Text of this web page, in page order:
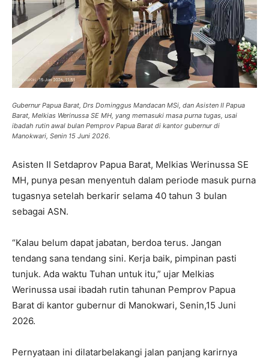
Gubernur Papua Barat, Drs Dominggus Mandacan MSi, dan Asisten II Papua
Barat, Melkias Werinussa SE MH, yang memasuki masa purna tugas, usai
ibadah rutin awal bulan Pemprov Papua Barat di kantor gubernur di
Manokwari, Senin 15 Juni 2026.
Asisten II Setdaprov Papua Barat, Melkias Werinussa SE
MH, punya pesan menyentuh dalam periode masuk purna
tugasnya setelah berkarir selama 40 tahun 3 bulan
sebagai ASN.
“Kalau belum dapat jabatan, berdoa terus. Jangan
tendang sana tendang sini. Kerja baik, pimpinan pasti
tunjuk. Ada waktu Tuhan untuk itu,” ujar Melkias
Werinussa usai ibadah rutin tahunan Pemprov Papua
Barat di kantor gubernur di Manokwari, Senin,15 Juni
2026.
Pernyataan ini dilatarbelakangi jalan panjang karirnya